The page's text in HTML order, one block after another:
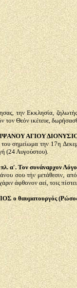
την Εκκλησία,
Θεόν ικέτευε,
ΑΓΙΟΥ ΔΙΟΝΥΣΙΟΥ
σημείωμα την 17η
(24 Αυγούστου).
α'. Τον συνάναρχον
σου τήν μετάθεσιν,
άφθονον αεί, τοις
ο θαυματουργός